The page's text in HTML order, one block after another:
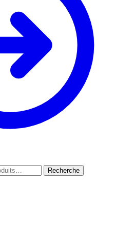
Recherche